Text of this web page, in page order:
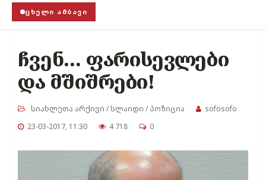
ᲪᲮᲔᲚᲘ ᲐᲛᲑᲐᲕᲘ
ჭანჭიკი მოშლილია, ცენზურა უნდა
ჩვენ... ფარისევლები
და მშიშრები!
სიახლეთა არქივი /სლაიდი /პოზიცია
sofosofo
23-03-2017, 11:30
4 718 0